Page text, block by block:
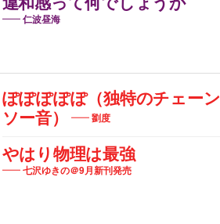
仁波昼海
ぽぽぽぽぽ（独特のチェーン
ソー音）
劉度
やはり物理は最強
七沢ゆきの＠9月新刊発売